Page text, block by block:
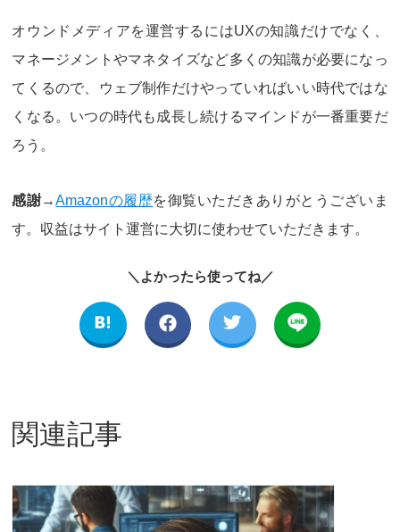
オウンドメディアを運営するにはUXの知識だけでなく、
マネージメントやマネタイズなど多くの知識が必要になっ
てくるので、ウェブ制作だけやっていればいい時代ではな
くなる。いつの時代も成長し続けるマインドが一番重要だ
ろう。
感謝→Amazonの履歴を御覧いただきありがとうございま
す。収益はサイト運営に大切に使わせていただきます。
＼よかったら使ってね／
関連記事